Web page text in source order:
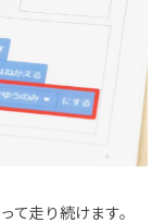
て走り続けます。